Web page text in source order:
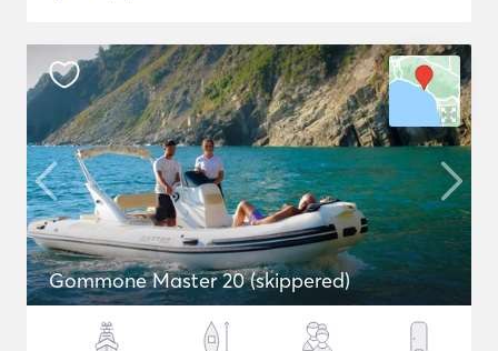
Gommone Master 20 (skippered)